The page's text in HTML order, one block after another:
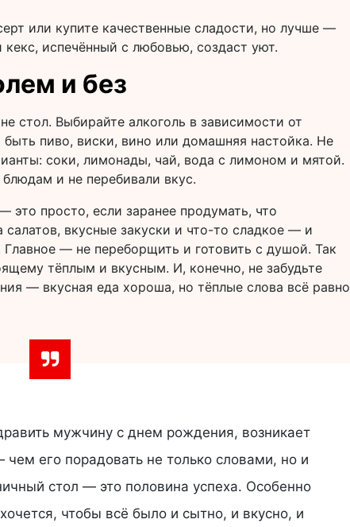
или купите качественные сладости, но лучше —
испечённый с любовью, создаст уют.
и без
стол. Выбирайте алкоголь в зависимости от
пиво, виски, вино или домашняя настойка. Не
соки, лимонады, чай, вода с лимоном и мятой.
и не перебивали вкус.
это просто, если заранее продумать, что
вкусные закуски и что-то сладкое — и
— не переборщить и готовить с душой. Так
тёплым и вкусным. И, конечно, не забудьте
— вкусная еда хороша, но тёплые слова всё равно
мужчину с днем рождения, возникает
его порадовать не только словами, но и
стол — это половина успеха. Особенно
чтобы всё было и сытно, и вкусно, и